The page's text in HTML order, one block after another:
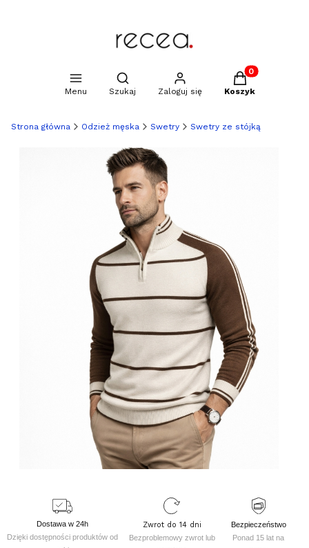
Menu
Otwórz wyszukiwarkę
Szukaj Zaloguj się
Produkty w
Koszyk
Strona główna Odzież męska Swetry Swetry ze stójką
Dostawa w 24h
Dzięki dostępności produktów od
Zwrot do 14 dni
Bezproblemowy zwrot lub
Bezpieczeństwo
Ponad 15 lat na